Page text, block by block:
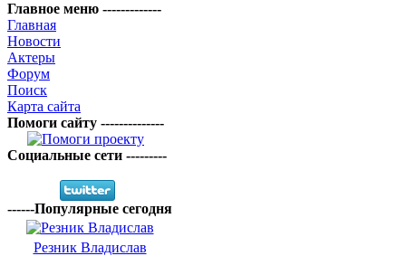
Главное меню -------------
Главная
Новости
Актеры
Форум
Поиск
Карта сайта
Помоги сайту --------------
Социальные сети ---------
------Популярные сегодня
Резник Владислав